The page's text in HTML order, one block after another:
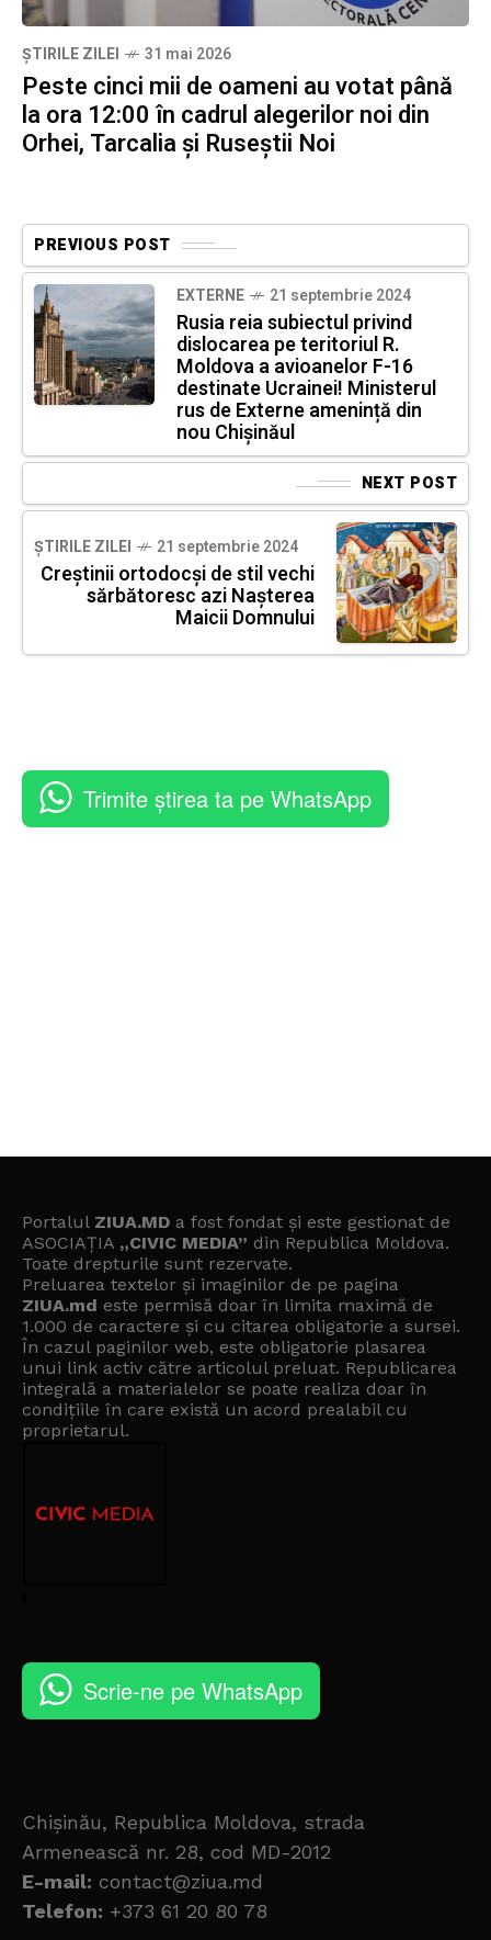
ȘTIRILE ZILEI 31 mai 2026
Peste cinci mii de oameni au votat până
la ora 12:00 în cadrul alegerilor noi din
Orhei, Tarcalia și Ruseștii Noi
PREVIOUS POST
EXTERNE 21 septembrie 2024
Rusia reia subiectul privind
dislocarea pe teritoriul R.
Moldova a avioanelor F-16
destinate Ucrainei! Ministerul
rus de Externe amenință din
nou Chișinăul
NEXT POST
ȘTIRILE ZILEI 21 septembrie 2024
Creștinii ortodocși de stil vechi
sărbătoresc azi Nașterea
Maicii Domnului
Trimite știrea ta pe WhatsApp
Portalul ZIUA.MD a fost fondat și este gestionat de
ASOCIAȚIA „CIVIC MEDIA” din Republica Moldova.
Toate drepturile sunt rezervate.
Preluarea textelor și imaginilor de pe pagina
ZIUA.md este permisă doar în limita maximă de
1.000 de caractere și cu citarea obligatorie a sursei.
În cazul paginilor web, este obligatorie plasarea
unui link activ către articolul preluat. Republicarea
integrală a materialelor se poate realiza doar în
condițiile în care există un acord prealabil cu
proprietarul.
Scrie-ne pe WhatsApp
Chișinău, Republica Moldova, strada
Armenească nr. 28, cod MD-2012
E-mail: contact@ziua.md
Telefon: +373 61 20 80 78